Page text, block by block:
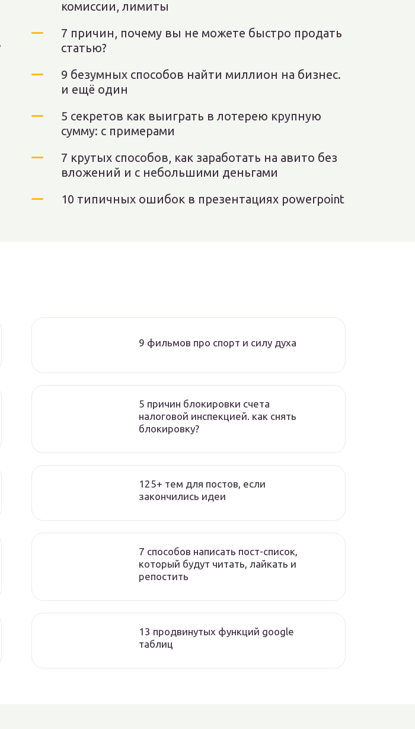
комиссии, лимиты
7 причин, почему вы не можете быстро продать
статью?
9 безумных способов найти миллион на бизнес.
и ещё один
5 секретов как выиграть в лотерею крупную
сумму: с примерами
7 крутых способов, как заработать на авито без
вложений и с небольшими деньгами
10 типичных ошибок в презентациях powerpoint
9 фильмов про спорт и силу духа
5 причин блокировки счета
налоговой инспекцией. как снять
блокировку?
125+ тем для постов, если
закончились идеи
7 способов написать пост-список,
который будут читать, лайкать и
репостить
13 продвинутых функций google
таблиц